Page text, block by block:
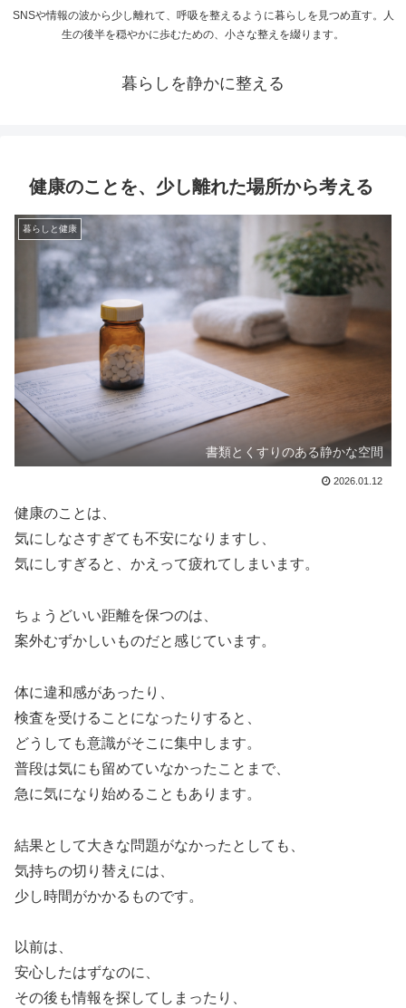
SNSや情報の波から少し離れて、呼吸を整えるように暮らしを見つめ直す。人
生の後半を穏やかに歩むための、小さな整えを綴ります。
暮らしを静かに整える
健康のことを、少し離れた場所から考える
暮らしと健康
書類とくすりのある静かな空間
2026.01.12
健康のことは、
気にしなさすぎても不安になりますし、
気にしすぎると、かえって疲れてしまいます。
ちょうどいい距離を保つのは、
案外むずかしいものだと感じています。
体に違和感があったり、
検査を受けることになったりすると、
どうしても意識がそこに集中します。
普段は気にも留めていなかったことまで、
急に気になり始めることもあります。
結果として大きな問題がなかったとしても、
気持ちの切り替えには、
少し時間がかかるものです。
以前は、
安心したはずなのに、
その後も情報を探してしまったり、